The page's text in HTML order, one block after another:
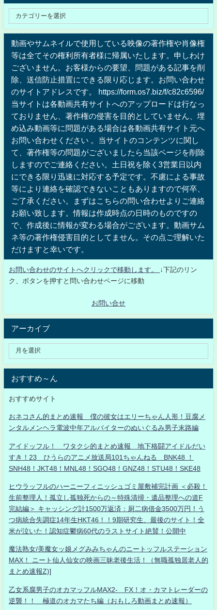
動画やサムネイルで使用している映像の著作権や肖像権
等は全てその権利所有者様に帰属いたします。申しわけ
ございません。お客様からの要望、問題がある記事を削
除、送信防止措置にできる限り応じます。お問い合わせ
のサイトアドレスです。 https://form.os7.biz/f/c82c6596/
当サイトは各動画共有サイトへのアップロードは行なっ
ておりません、著作権の侵害を目的としていません、埋
め込み動画等に問題がある場合は各動画共有サイト元へ
お問い合わせください 。当サイトのコンテンツに関し
て、著作権等の問題がございましたら当該ページを削除
しますのでご連絡ください。土日祝を除く3営業日以内
にできる限り迅速に対応する予定です。不慮による事故
等により連絡を確認できないこともありますので何卒、
ご了承ください。まずはこちらの問い合わせよりご連絡
お願い致します。情報は作成時点の日時のものですの
で、作成後に情報が変わる場合がございます。動画サム
ネ等の著作権侵害目的としてません。その点ご理解いた
だけますと幸いです。
お問い合わせのサイトへクリックで移動します。
↓下記のリン
ク、ボタンを押すと問い合わせページに移動
お問い合せ
アーカイブ
おすすめ～ん
おすすめサイト
おネコさん的まとめ速報 僕の彼女はエリーちゃん人形！豆腐メ
ンタルメンヘラ電波中年アルバイターのぬいぐるみ男子末路編
アイドッフル！ ワタクシ的まとめ速報 地下格闘アイドルだい
すき！23 ひうらのアニメ放送局101ちゃんねる BNK48 ！
SNH48！JKT48！MNL48！SGO48！GNZ48！STU48！SKE48
ヒウラッフルのハーニーフィニッシュゴミ屋敷補完計画 ＜必殺！
生前整理人！孤立し孤独死からの～特殊清掃・遺品整理への道F
完結編＞ キャッシング計1500万返済：厨二病借金3500万円！う
つ病統合失調症14年生HKT46！！9期研究生、最後のサイト！全
米が泣いた！認知症鬱病60代のラストサイト絶賛！公開中
魔法熟女/美魔女ッ娘メグみみちゃんのニートッフルステーション
MAX！ ニート仙人仙女の映画三昧老後生活！（無職孤独居老人的
まとめ速報Z)]
乙女系腐男子のオカマッフルMAX2- FX！オ・カマトレーダーの
逆襲！！ 極道のオカマたち編（おもしろ動画まとめ速報）